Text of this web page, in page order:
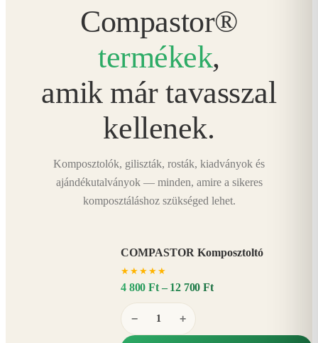
Compastor®
termékek,
amik már tavasszal
kellenek.
Komposztolók, giliszták, rosták, kiadványok és
ajándékutalványok — minden, amire a sikeres
komposztáláshoz szükséged lehet.
COMPASTOR Komposztoltó
★ ★ ★ ★ ★
4 800 Ft – 12 700 Ft
− +